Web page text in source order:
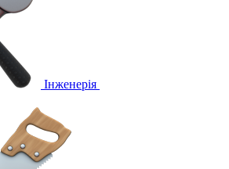
Інженерія